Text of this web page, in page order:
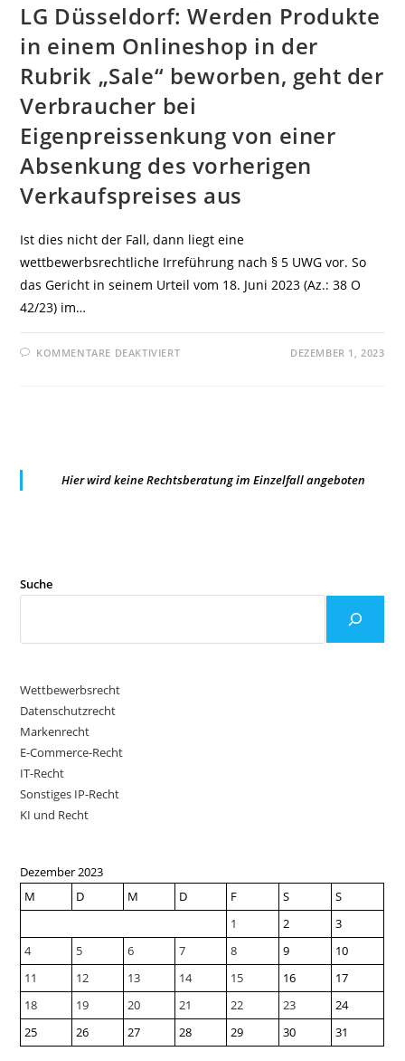
LG Düsseldorf: Werden Produkte
in einem Onlineshop in der
Rubrik „Sale“ beworben, geht der
Verbraucher bei
Eigenpreissenkung von einer
Absenkung des vorherigen
Verkaufspreises aus
Ist dies nicht der Fall, dann liegt eine
wettbewerbsrechtliche Irreführung nach § 5 UWG vor. So
das Gericht in seinem Urteil vom 18. Juni 2023 (Az.: 38 O
42/23) im…
KOMMENTARE DEAKTIVIERTFÜR
„SALE“
BEWORBEN,
DES
DEZEMBER 1, 2023
Hier wird keine Rechtsberatung im Einzelfall angeboten
Suche
Wettbewerbsrecht
Datenschutzrecht
Markenrecht
E-Commerce-Recht
IT-Recht
Sonstiges IP-Recht
KI und Recht
Dezember 2023
M
D M D F S
S
1
2
3
4
5 6 7 8 9
10
11
12 13 14 15 16
17
18
19 20 21 22 23
24
25
26 27 28 29 30 31